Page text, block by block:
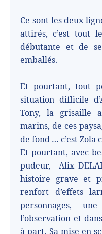
Ce sont les deux
attirés, c’est tout
débutante et de
emballés.
Et pourtant, tout
situation difficile
Tony, la grisaille
marins, de ces
de fond … c’est Zola
Et pourtant, avec
pudeur,
Alix
histoire grave et
renfort d’effets
personnages,
l’observation et
à part. Sa mise en